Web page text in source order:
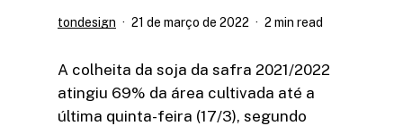
tondesign 21 de março de 2022 2 min read
A colheita da soja da safra 2021/2022
atingiu 69% da área cultivada até a
última quinta-feira (17/3), segundo